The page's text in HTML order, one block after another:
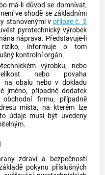
má-li důvod se domnívat,
není ve shodě se základními
stanovenými v příloze č. 2
pyrotechnický výrobek
náprava. Představuje-li
informuje o tom
kontrolní orgán.
výrobku, nebo
nebo povaha
na obalu nebo v dokladu
jméno, případně dodatek
firmu, případně
místa, na kterém lze
údaje musí být uvedeny
zdraví a bezpečnosti
pokynu příslušných